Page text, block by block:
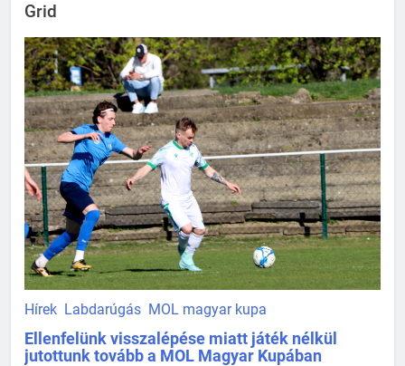
Grid
Hírek Labdarúgás MOL magyar kupa
Ellenfelünk visszalépése miatt játék nélkül
jutottunk tovább a MOL Magyar Kupában